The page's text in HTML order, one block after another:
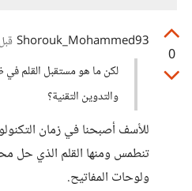
0
Shorouk_Mohammed93 قبل 5 سنوات
لكن ما هو مستقبل القلم في
والتدوين التقنية؟
للأسف أصبحنا في زمان
تنطمس ومنها القلم الذي حل
ولوحات المفاتيح.